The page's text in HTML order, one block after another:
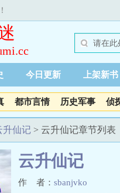
今日更新 上架新书
都市言情 历史军事 侦
升仙记 > 云升仙记章节列表
云升仙记
作 者： sbanjvko